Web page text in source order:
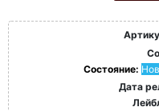
Состояние:
Дата